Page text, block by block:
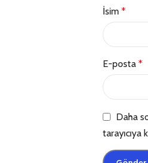
İsim *
E-posta *
Daha
tarayıcıya